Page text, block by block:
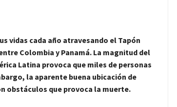
vidas cada año atravesando el Tapón
Colombia y Panamá. La magnitud del
Latina provoca que miles de personas
la aparente buena ubicación de
obstáculos que provoca la muerte.